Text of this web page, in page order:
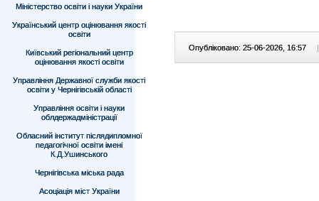
Міністерство освіти і науки України
Український центр оцінювання якості
освіти
Київський регіональний центр
оцінювання якості освіти
Управління Державної служби якості
освіти у Чернігівській області
Управління освіти і науки
облдержадміністрації
Обласний інститут післядипломної
педагогічної освіти імені
К.Д.Ушинського
Чернігівська міська рада
Асоціація міст України
Опубліковано: 25-06-2026, 16:57 |